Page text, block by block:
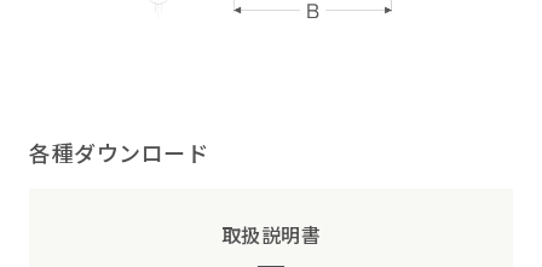
各種ダウンロード
取扱説明書